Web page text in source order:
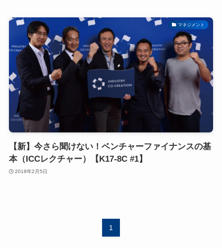
マネジメント
【新】今さら聞けない！ベンチャーファイナンスの基
本（ICCレクチャー）【K17-8C #1】
2018年2月5日
1